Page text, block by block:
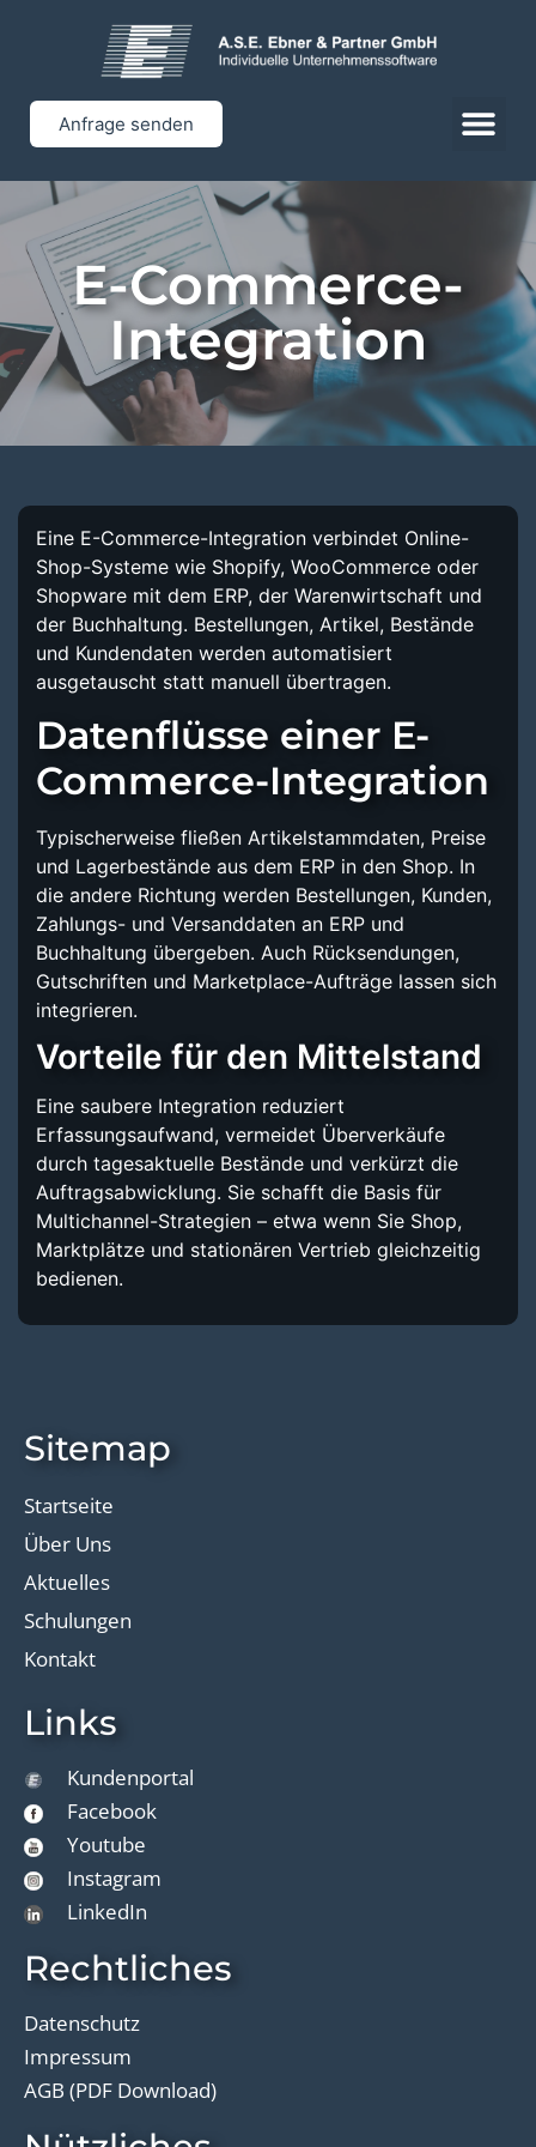
Anfrage senden
E-Commerce-
Integration
Eine E-Commerce-Integration verbindet Online-
Shop-Systeme wie Shopify, WooCommerce oder
Shopware mit dem ERP, der Warenwirtschaft und
der Buchhaltung. Bestellungen, Artikel, Bestände
und Kundendaten werden automatisiert
ausgetauscht statt manuell übertragen.
Datenflüsse einer E-
Commerce-Integration
Typischerweise fließen Artikelstammdaten, Preise
und Lagerbestände aus dem ERP in den Shop. In
die andere Richtung werden Bestellungen, Kunden,
Zahlungs- und Versanddaten an ERP und
Buchhaltung übergeben. Auch Rücksendungen,
Gutschriften und Marketplace-Aufträge lassen sich
integrieren.
Vorteile für den Mittelstand
Eine saubere Integration reduziert
Erfassungsaufwand, vermeidet Überverkäufe
durch tagesaktuelle Bestände und verkürzt die
Auftragsabwicklung. Sie schafft die Basis für
Multichannel-Strategien – etwa wenn Sie Shop,
Marktplätze und stationären Vertrieb gleichzeitig
bedienen.
Sitemap
Startseite
Über Uns
Aktuelles
Schulungen
Kontakt
Links
Kundenportal
Facebook
Youtube
Instagram
LinkedIn
Rechtliches
Datenschutz
Impressum
AGB (PDF Download)